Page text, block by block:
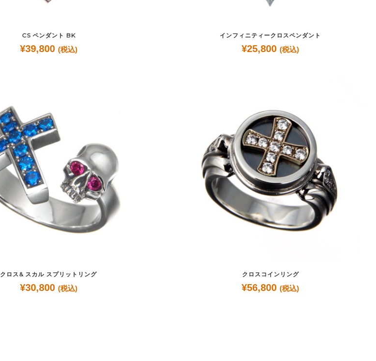
CS ペンダント BK
¥39,800 (税込)
インフィニティークロスペンダント
¥25,800 (税込)
クロス& スカル スプリットリング
¥30,800 (税込)
クロスコインリング
¥56,800 (税込)